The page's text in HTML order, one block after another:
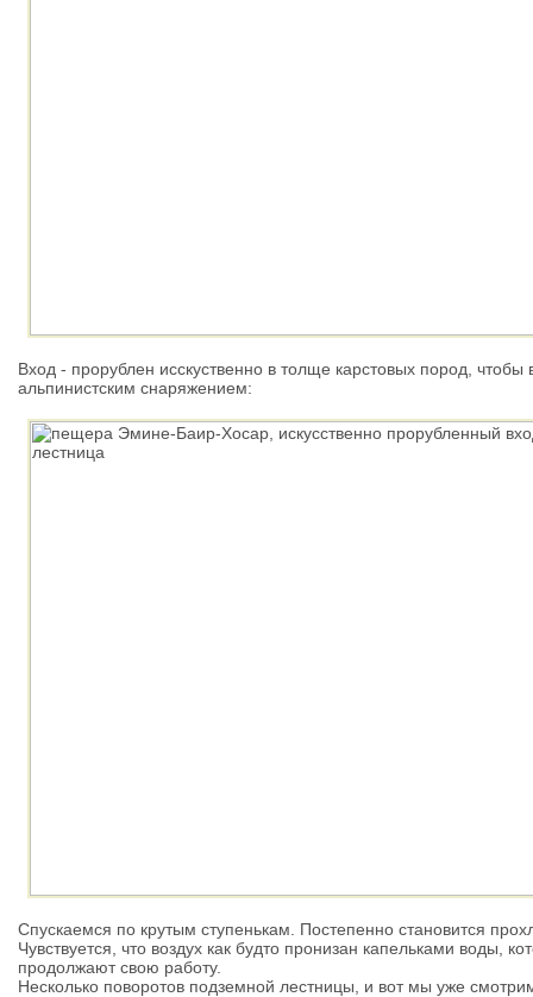
Вход - прорублен исскуственно в толще карстовых пород,
альпинистским снаряжением:
Спускаемся по крутым ступенькам. Постепенно становится
Чувствуется, что воздух как будто пронизан капельками воды,
продолжают свою работу.
Несколько поворотов подземной лестницы, и вот мы уже